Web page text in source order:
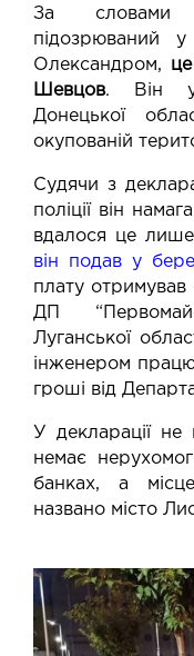
За словами
підозрюваний
Олександром,
Шевцов. Він
Донецької
окупованій
Судячи з
поліції він
вдалося це
він подав у
плату отримував
ДП
Луганської
інженером
гроші від
У декларації не
немає
банках, а
названо місто